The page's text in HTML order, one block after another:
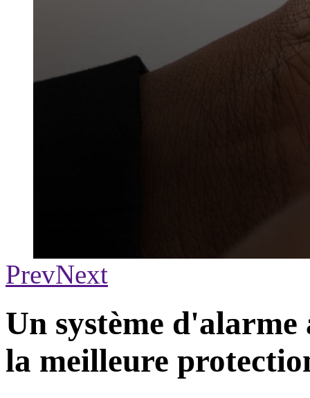
PrevNext
Un système d'alarme
la meilleure